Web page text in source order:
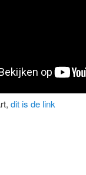
dit is de link